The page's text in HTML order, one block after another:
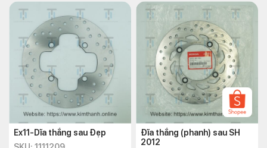
Ex11-Dĩa thắng sau Đẹp
Đĩa thắng (phanh) sau SH
2012